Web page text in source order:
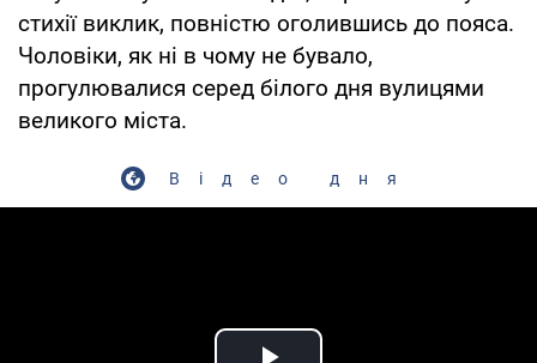
стихії виклик, повністю оголившись до пояса.
Чоловіки, як ні в чому не бувало,
прогулювалися серед білого дня вулицями
великого міста.
Відео дня